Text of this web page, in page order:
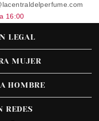
16:00
LEGAL
MUJER
HOMBRE
REDES